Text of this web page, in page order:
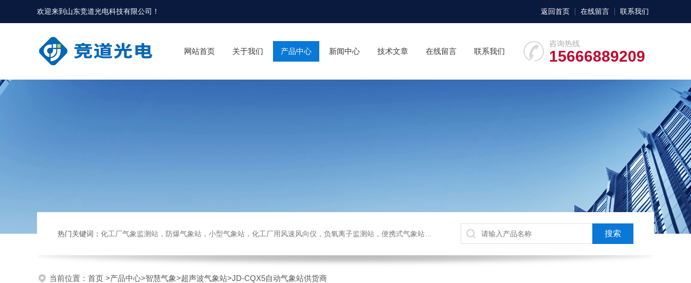
欢迎来到 山东竞道光电科技有限公司 ！ 返回首页 在线留言 联系我们
咨询热线
15666889209
网站首页 关于我们 产品中心 新闻中心 技术文章 在线留言 联系我们
热门关键词： 化工厂气象监测站，防爆气象站，小型气象站，化工厂用风速风向仪，负氧离子监测站，便携式气象站，水位监测站
当前位置： 首页 >产品中心>智慧气象>超声波气象站>JD-CQX5自动气象站供货商